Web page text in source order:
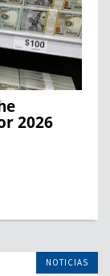
2026
NOTICIAS